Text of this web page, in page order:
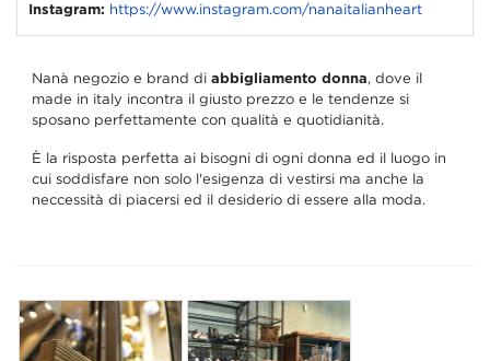
Instagram: https://www.instagram.com/nanaitalianheart
Nanà negozio e brand di abbigliamento donna, dove il
made in italy incontra il giusto prezzo e le tendenze si
sposano perfettamente con qualità e quotidianità.
È la risposta perfetta ai bisogni di ogni donna ed il luogo in
cui soddisfare non solo l'esigenza di vestirsi ma anche la
neccessità di piacersi ed il desiderio di essere alla moda.